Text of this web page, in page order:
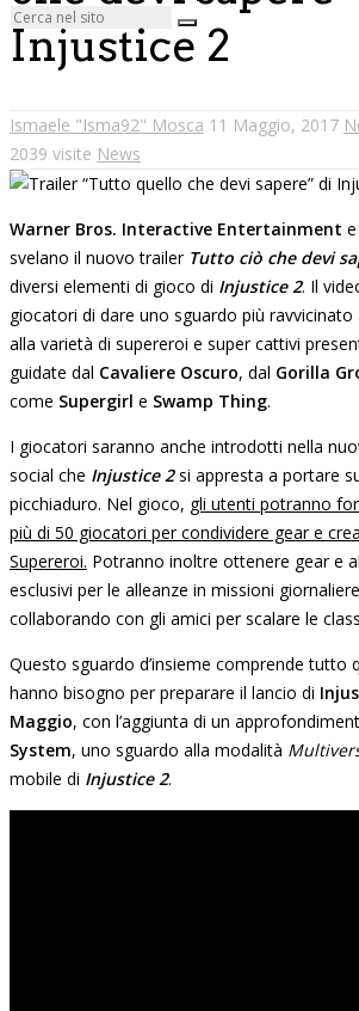
Injustice 2
Ismaele "Isma92" Mosca 11 Maggio, 2017
2039 visite News
Warner Bros. Interactive Entertainment e
svelano il nuovo trailer Tutto ciò che devi
diversi elementi di gioco di Injustice 2. Il
giocatori di dare uno sguardo più ravvicinato
alla varietà di supereroi e super cattivi
guidate dal Cavaliere Oscuro, dal Gorilla
come Supergirl e Swamp Thing.
I giocatori saranno anche introdotti nella
social che Injustice 2si appresta a portare
picchiaduro. Nel gioco, gli utenti potranno
più di 50 giocatori per condividere gear e
Supereroi. Potranno inoltre ottenere gear e
esclusivi per le alleanze in missioni
collaborando con gli amici per scalare le
Questo sguardo d’insieme comprende tutto
hanno bisogno per preparare il lancio di
Maggio, con l’aggiunta di un
System, uno sguardo alla modalità
mobile di Injustice 2.